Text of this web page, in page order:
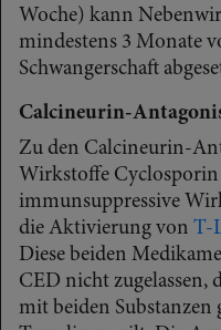
Woche) kann
mindestens 3 Monate
Schwangerschaft
Calcineurin-
Zu den Calcineurin-
Wirkstoffe
immunsuppressive
die Aktivierung von T-
Diese beiden
CED nicht zugelassen,
mit beiden Substanzen